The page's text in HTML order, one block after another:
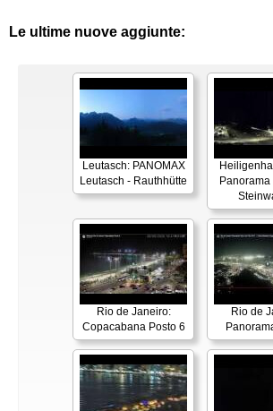
Le ultime nuove aggiunte:
Leutasch: PANOMAX
Leutasch - Rauthhütte
Rio de Janeiro:
Copacabana Posto 6
Rio de